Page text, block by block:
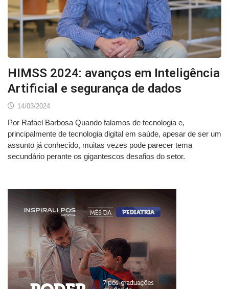
HIMSS 2024: avanços em Inteligência
Artificial e segurança de dados
14/03/2024
Por Rafael Barbosa Quando falamos de tecnologia e,
principalmente de tecnologia digital em saúde, apesar de ser um
assunto já conhecido, muitas vezes pode parecer tema
secundário perante os gigantescos desafios do setor.